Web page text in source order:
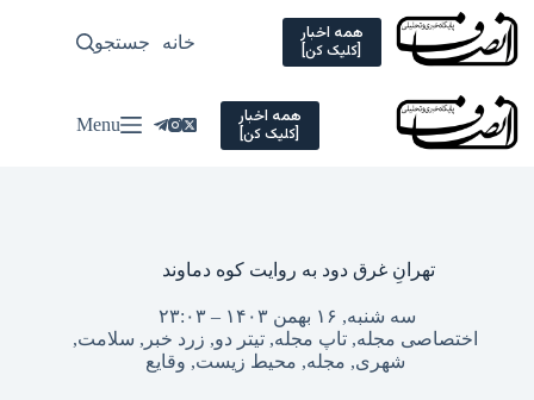
Skip
content
همه اخبار
[کلیک کن] خانه سیاسی
جستجو
همه اخبار
[کلیک کن] Menu
تهرانِ غرق دود به روایت کوه دماوند
سه شنبه, ۱۶ بهمن ۱۴۰۳ – ۲۳:۰۳
اختصاصی مجله,تاپ مجله,تیتر دو, زرد خبر , سلامت,
شهری, مجله, محیط زیست, وقایع